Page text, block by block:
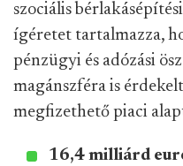
szociális
ígéretet tartalmazza,
pénzügyi és adózási
magánszféra is
megfizethető piaci
16,4 milliárd